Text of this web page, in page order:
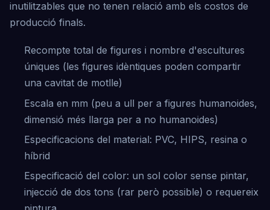
inutilitzables que no tenen relació amb els costos de
producció finals.
Recompte total de figures i nombre d'escultures
úniques (les figures idèntiques poden compartir
una cavitat de motlle)
Escala en mm (peu a ull per a figures humanoides,
dimensió més llarga per a no humanoides)
Especificacions del material: PVC, HIPS, resina o
híbrid
Especificació del color: un sol color sense pintar,
injecció de dos tons (rar però possible) o requereix